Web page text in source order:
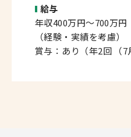
給与
年収400万円～700万円
（経験・実績を考慮）
賞与：あり（年2回 （7